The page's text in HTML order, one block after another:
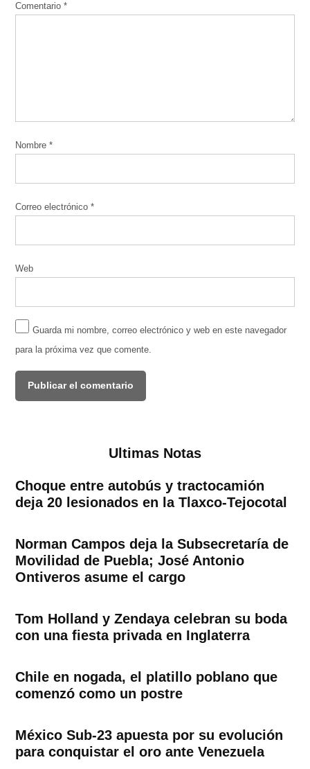
Comentario*
Nombre*
Correo electrónico*
Web
Guarda mi nombre, correo electrónico y web en este navegador
para la próxima vez que comente.
Ultimas Notas
Choque entre autobús y tractocamión
deja 20 lesionados en la Tlaxco-Tejocotal
Norman Campos deja la Subsecretaría de
Movilidad de Puebla; José Antonio
Ontiveros asume el cargo
Tom Holland y Zendaya celebran su boda
con una fiesta privada en Inglaterra
Chile en nogada, el platillo poblano que
comenzó como un postre
México Sub-23 apuesta por su evolución
para conquistar el oro ante Venezuela